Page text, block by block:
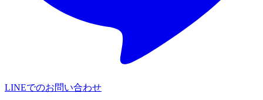
LINEでのお問い合わせ